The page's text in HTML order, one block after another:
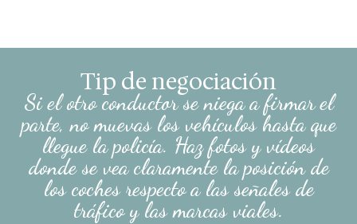
Tip de negociación
Si el otro conductor se niega a firmar el
parte, no muevas los vehículos hasta que
llegue la policía. Haz fotos y vídeos
donde se vea claramente la posición de
los coches respecto a las señales de
tráfico y las marcas viales.